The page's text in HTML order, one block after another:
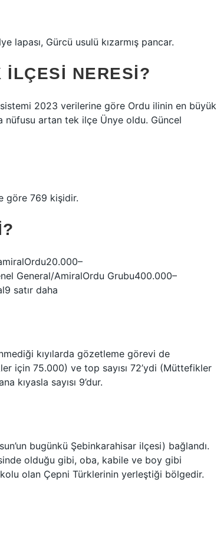
lapası, Gürcü usulü kızarmış pancar.
ILÇESI NERESI?
2023 verilerine göre Ordu ilinin en büyük
nüfusu artan tek ilçe Ünye oldu. Güncel
göre 769 kişidir.
General/AmiralOrdu Grubu400.000–
satır daha
kıyılarda gözetleme görevi de
için 75.000) ve top sayısı 72’ydi (Müttefikler
kıyasla sayısı 9’dur.
bugünkü Şebinkarahisar ilçesi) bağlandı.
olduğu gibi, oba, kabile ve boy gibi
olan Çepni Türklerinin yerleştiği bölgedir.